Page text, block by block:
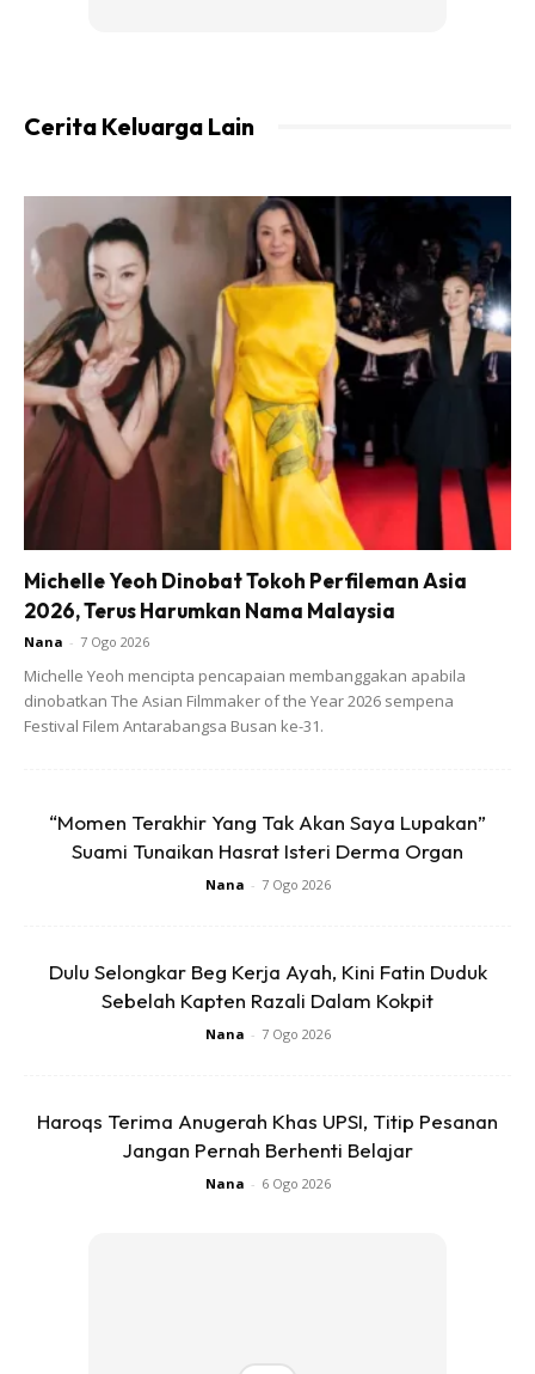
Bahagialah Mereka yg bernikah dan sanding dalam
keadaan menutup aurat. Jgn jadi mcm sy .. 😂😂
Cerita Keluarga Lain
Michelle Yeoh Dinobat Tokoh Perfileman Asia
2026, Terus Harumkan Nama Malaysia
Nana - 7 Ogo 2026
Michelle Yeoh mencipta pencapaian membanggakan apabila
dinobatkan The Asian Filmmaker of the Year 2026 sempena
Festival Filem Antarabangsa Busan ke-31.
“Momen Terakhir Yang Tak Akan Saya Lupakan”
Suami Tunaikan Hasrat Isteri Derma Organ
Nana - 7 Ogo 2026
Dulu Selongkar Beg Kerja Ayah, Kini Fatin Duduk
Sebelah Kapten Razali Dalam Kokpit
Nana - 7 Ogo 2026
Haroqs Terima Anugerah Khas UPSI, Titip Pesanan
Jangan Pernah Berhenti Belajar
Nana - 6 Ogo 2026